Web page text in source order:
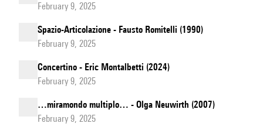
February 9, 2025
Spazio-Articolazione - Fausto Romitelli (1990)
February 9, 2025
Concertino - Eric Montalbetti (2024)
February 9, 2025
…miramondo multiplo… - Olga Neuwirth (2007)
February 9, 2025